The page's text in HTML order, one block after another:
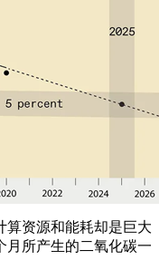
资源和能耗却是巨大
月所产生的二氧化碳一